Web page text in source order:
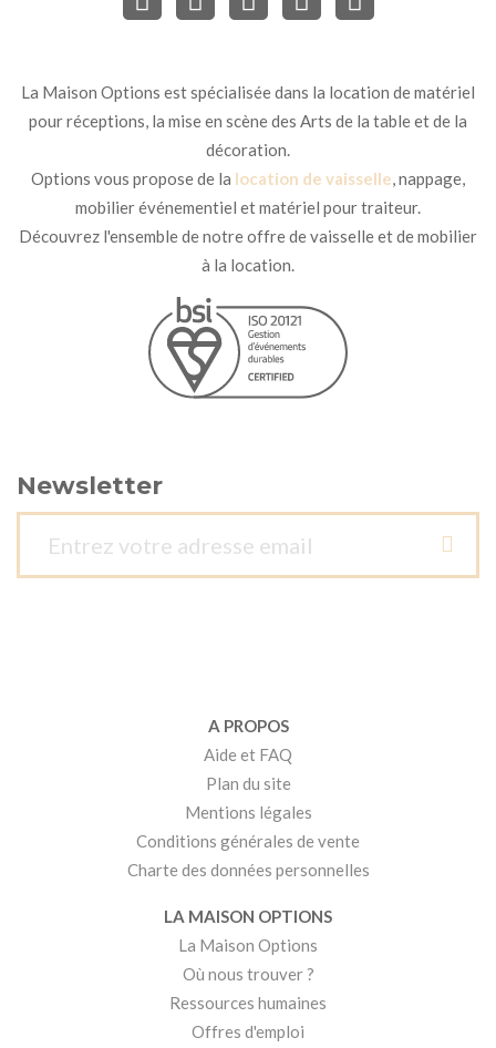
La Maison Options est spécialisée dans la location de matériel
pour réceptions, la mise en scène des Arts de la table et de la
décoration.
Options vous propose de la location de vaisselle, nappage,
mobilier événementiel et matériel pour traiteur.
Découvrez l'ensemble de notre offre de vaisselle et de mobilier
à la location.
Newsletter
A PROPOS
Aide et FAQ
Plan du site
Mentions légales
Conditions générales de vente
Charte des données personnelles
LA MAISON OPTIONS
La Maison Options
Où nous trouver ?
Ressources humaines
Offres d'emploi